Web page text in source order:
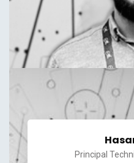
Principal